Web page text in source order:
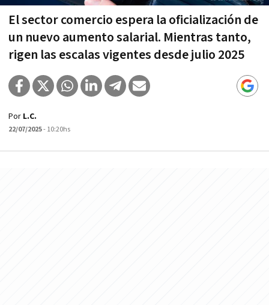
El sector comercio espera la oficialización de
un nuevo aumento salarial. Mientras tanto,
rigen las escalas vigentes desde julio 2025
Por L.C.
22/07/2025- 10:20hs